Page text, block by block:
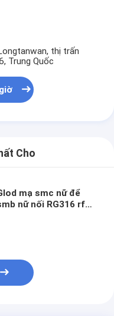
thị trấn
Trung Quốc
Cho
mạ smc nữ để
nữ nối RG316 rf